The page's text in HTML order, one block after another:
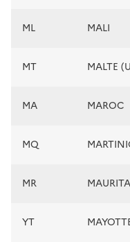
ML MALI
MT MALTE
MA MAROC
MQ
MR
YT